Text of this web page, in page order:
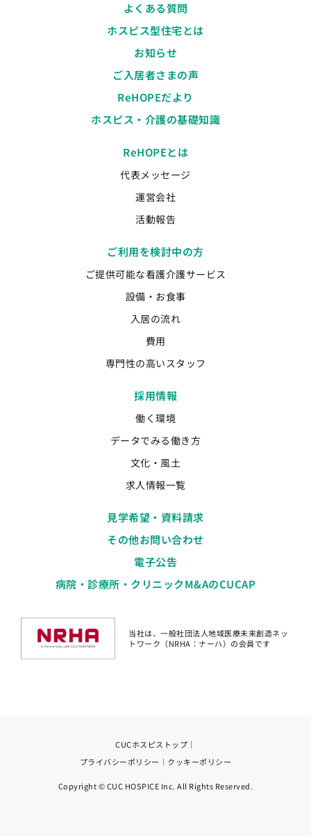
よくある質問
ホスピス型住宅とは
お知らせ
ご入居者さまの声
ReHOPEだより
ホスピス・介護の基礎知識
ReHOPEとは
代表メッセージ
運営会社
活動報告
ご利用を検討中の方
ご提供可能な看護介護サービス
設備・お食事
入居の流れ
費用
専門性の高いスタッフ
採用情報
働く環境
データでみる働き方
文化・風土
求人情報一覧
見学希望・資料請求
その他お問い合わせ
電子公告
病院・診療所・クリニックM&AのCUCAP
当社は、一般社団法人地域医療未来創造ネッ
トワーク（NRHA：ナーハ）の会員です
CUCホスピストップ ｜
プライバシーポリシー ｜ クッキーポリシー
Copyright © CUC HOSPICE Inc. All Rights Reserved.